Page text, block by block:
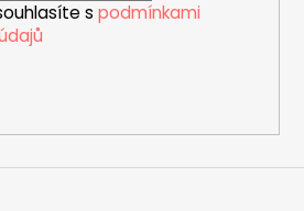
s podmínkami